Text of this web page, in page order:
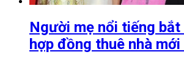
Người mẹ nổi tiếng
hợp đồng thuê nhà